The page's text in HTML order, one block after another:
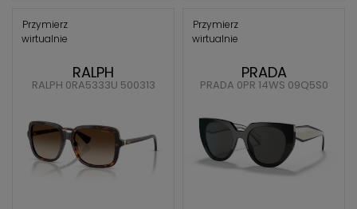
Przymierz
wirtualnie
RALPH
RALPH 0RA5333U 500313
Przymierz
wirtualnie
PRADA
PRADA 0PR 14WS 09Q5S0